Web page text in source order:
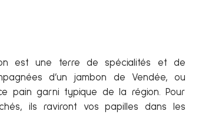
est une terre de spécialités et de
d’un jambon de Vendée, ou
pain garni typique de la région. Pour
ils raviront vos papilles dans les